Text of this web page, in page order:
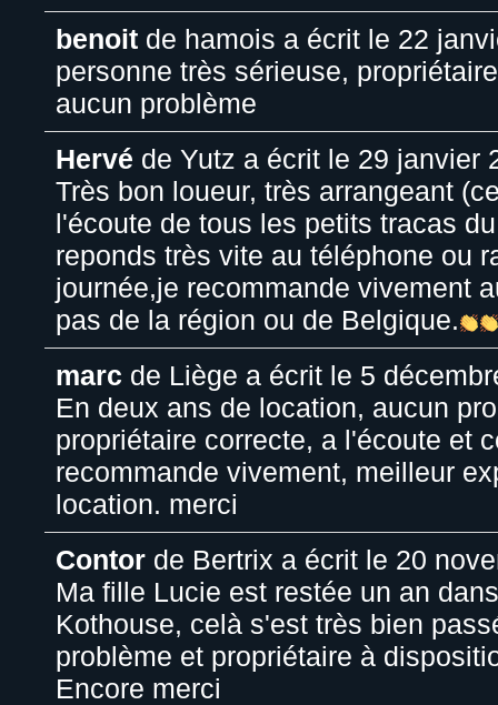
benoit de hamois a écrit le 22
personne très sérieuse,
aucun problème
Hervé de Yutz a écrit le 29 janvier
Très bon loueur, très arrangeant
l'écoute de tous les petits tracas
reponds très vite au téléphone ou
journée,je recommande vivement
pas de la région ou de Belgique.
marc de Liège a écrit le 5
En deux ans de location, aucun
propriétaire correcte, a l'écoute et
recommande vivement, meilleur
location. merci
Contor de Bertrix a écrit le 20
Ma fille Lucie est restée un an
Kothouse, celà s'est très bien
problème et propriétaire à
Encore merci